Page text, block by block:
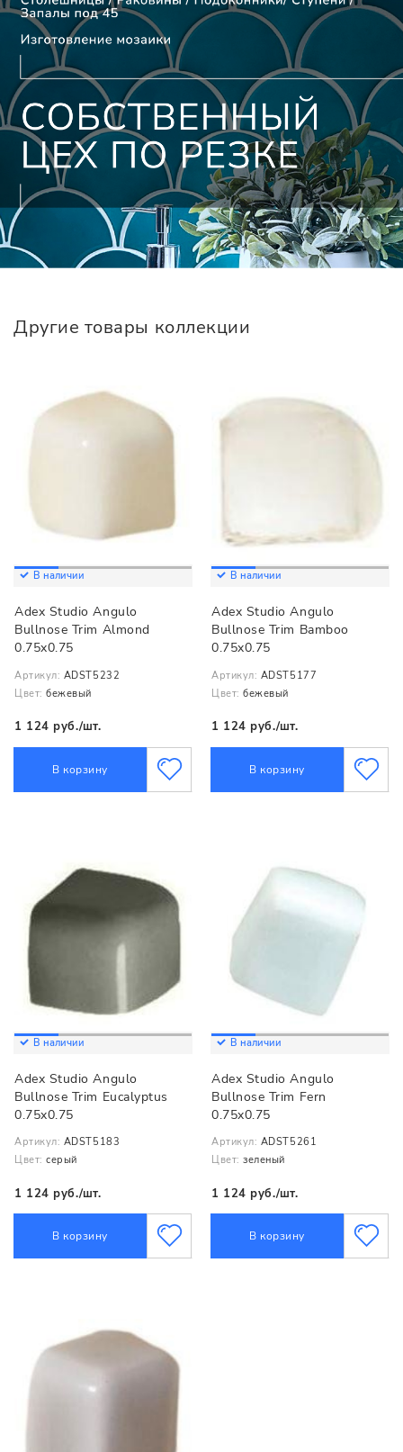
Другие товары коллекции
В наличии
Adex Studio Angulo
Bullnose Trim Almond
0.75x0.75
Артикул: ADST5232
Цвет: бежевый
1 124 руб./шт.
В корзину
В наличии
Adex Studio Angulo
Bullnose Trim Bamboo
0.75x0.75
Артикул: ADST5177
Цвет: бежевый
1 124 руб./шт.
В корзину
В наличии
Adex Studio Angulo
Bullnose Trim Eucalyptus
0.75x0.75
Артикул: ADST5183
Цвет: серый
1 124 руб./шт.
В корзину
В наличии
Adex Studio Angulo
Bullnose Trim Fern
0.75x0.75
Артикул: ADST5261
Цвет: зеленый
1 124 руб./шт.
В корзину